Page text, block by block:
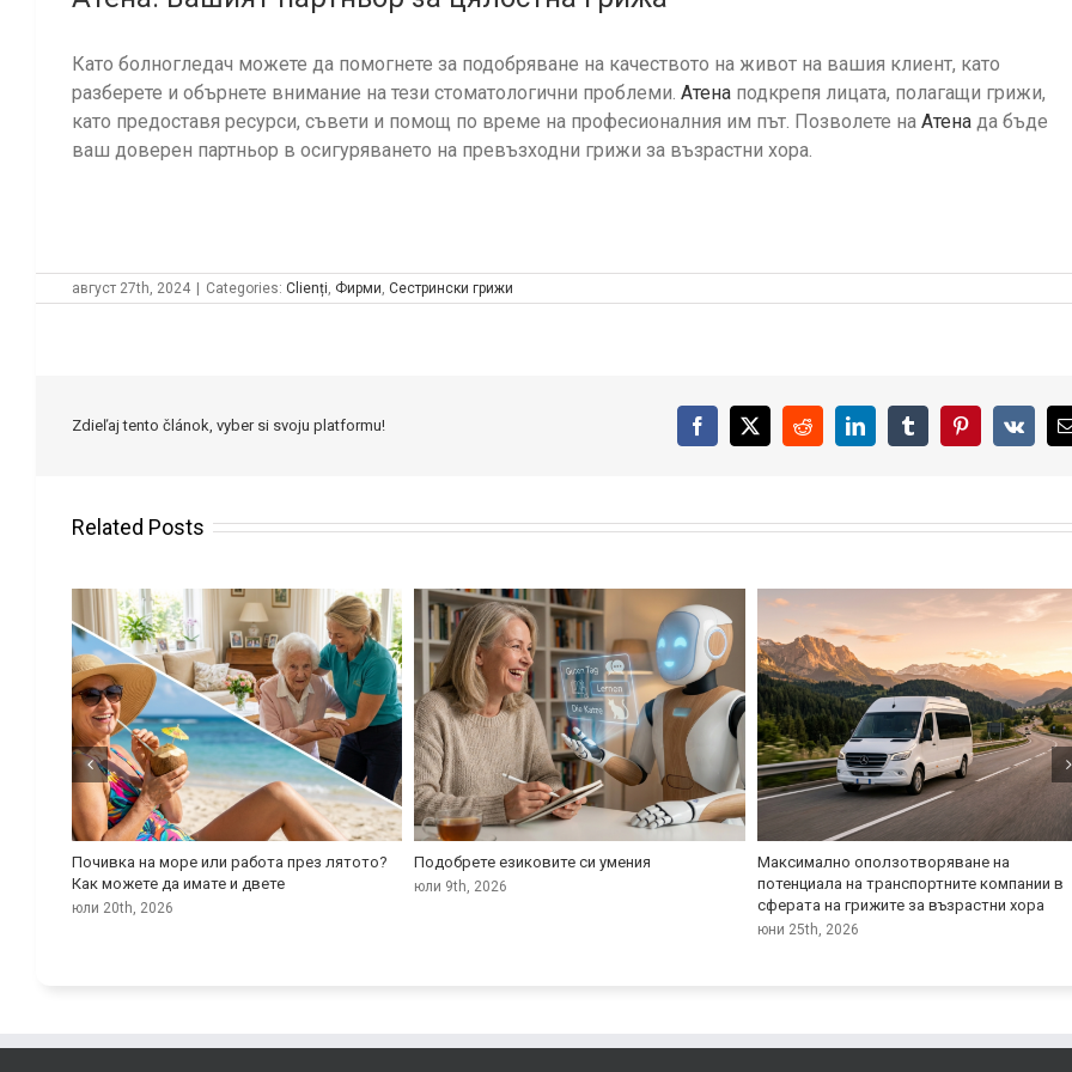
Като болногледач можете да помогнете за подобряване на качеството на живот на вашия клиент, като
разберете и обърнете внимание на тези стоматологични проблеми. Aтена подкрепя лицата, полагащи грижи,
като предоставя ресурси, съвети и помощ по време на професионалния им път. Позволете на Aтена да бъде
ваш доверен партньор в осигуряването на превъзходни грижи за възрастни хора.
август 27th, 2024 | Categories: Clienți Фирми Сестрински грижи
Zdieľaj tento článok, vyber si svoju platformu! Facebook
X RedditLinkedInTumblrPinterest
Vk
Related Posts
Почивка на море или работа през лятото?
Как можете да имате и двете
юли 20th, 2026
Подобрете езиковите си умения
юли 9th, 2026
Максимално оползотворяване на
потенциала на транспортните компании в
сферата на грижите за възрастни хора
юни 25th, 2026